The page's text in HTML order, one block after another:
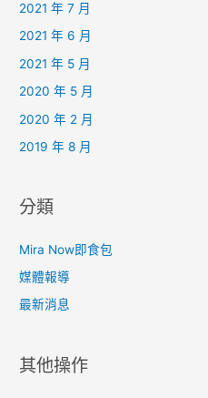
2021 年 7 月
2021 年 6 月
2021 年 5 月
2020 年 5 月
2020 年 2 月
2019 年 8 月
分類
Mira Now即食包
媒體報導
最新消息
其他操作